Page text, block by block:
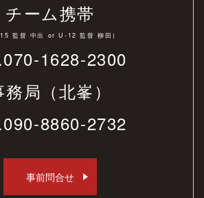
チーム携帯
15 監督 中出 or U-12 監督 柳田）
1628-2300
務局（北峯）
090-8860-2732
事前問合せ